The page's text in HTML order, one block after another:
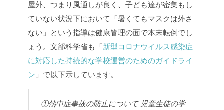
屋外、つまり風通しが良く、子ども達が密集もし
ていない状況下において「暑くてもマスクは外さ
ない」という指導は健康管理の面で本末転倒でし
ょう。文部科学省も「新型コロナウイルス感染症
に対応した持続的な学校運営のためのガイドライ
ン 」で以下示しています。
①熱中症事故の防止について児童生徒の学